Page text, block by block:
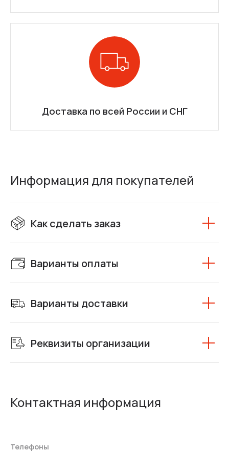
Доставка по всей России и СНГ
Информация для покупателей
Как сделать заказ
Варианты оплаты
Варианты доставки
Реквизиты организации
Контактная информация
Телефоны